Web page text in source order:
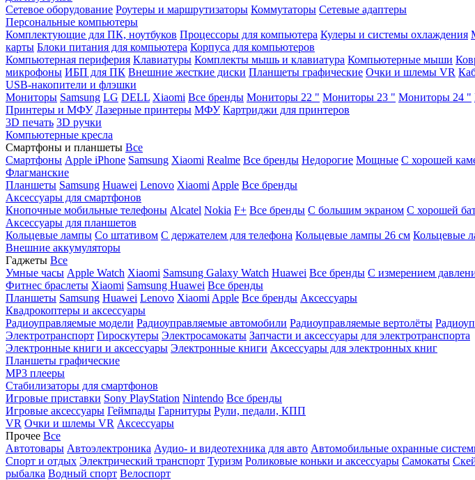
Сетевое оборудование Роутеры и маршрутизаторы Коммутаторы Сетевые адаптеры
Персональные компьютеры
Комплектующие для ПК, ноутбуков Процессоры для компьютера Кулеры и системы охлаждения
карты Блоки питания для компьютера Корпуса для компьютеров
Компьютерная периферия Клавиатуры Комплекты мышь и клавиатура Компьютерные мыши
микрофоны ИБП для ПК Внешние жесткие диски Планшеты графические Очки и шлемы VR
USB-накопители и флэшки
Мониторы Samsung LG DELL Xiaomi Все бренды Мониторы 22 " Мониторы 23 " Мониторы 24 "
Принтеры и МФУ Лазерные принтеры МФУ Картриджи для принтеров
3D печать 3D ручки
Компьютерные кресла
Смартфоны и планшеты Все
Смартфоны Apple iPhone Samsung Xiaomi Realme Все бренды Недорогие Мощные С хорошей
Флагманские
Планшеты Samsung Huawei Lenovo Xiaomi Apple Все бренды
Аксессуары для смартфонов
Кнопочные мобильные телефоны Alcatel Nokia F+ Все бренды С большим экраном С хорошей
Аксессуары для планшетов
Кольцевые лампы Со штативом C держателем для телефона Кольцевые лампы 26 см Кольцевые
Внешние аккумуляторы
Гаджеты Все
Умные часы Apple Watch Xiaomi Samsung Galaxy Watch Huawei Все бренды C измерением
Фитнес браслеты Xiaomi Samsung Huawei Все бренды
Планшеты Samsung Huawei Lenovo Xiaomi Apple Все бренды Аксессуары
Квадрокоптеры и аксессуары
Радиоуправляемые модели Радиоуправляемые автомобили Радиоуправляемые вертолёты
Электротранспорт Гироскутеры Электросамокаты Запчасти и аксессуары для электротранспорта
Электронные книги и аксессуары Электронные книги Аксессуары для электронных книг
Планшеты графические
MP3 плееры
Стабилизаторы для смартфонов
Игровые приставки Sony PlayStation Nintendo Все бренды
Игровые аксессуары Геймпады Гарнитуры Рули, педали, КПП
VR Очки и шлемы VR Аксессуары
Прочее Все
Автотовары Автоэлектроника Аудио- и видеотехника для авто Автомобильные охранные
Спорт и отдых Электрический транспорт Туризм Роликовые коньки и аксессуары Самокаты
рыбалка Водный спорт Велоспорт